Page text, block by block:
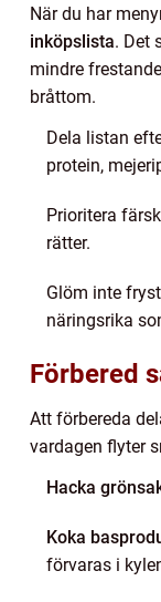
När du har
inköpslista. Det
mindre
bråttom.
Dela listan
protein,
Prioritera
rätter.
Glöm inte
näringsrika
Förbered
Att förbereda
vardagen flyter
Hacka
Koka
förvaras i